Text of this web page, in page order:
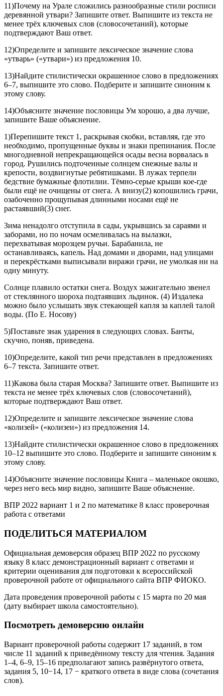
11)Почему на Урале сложились разнообразные стили росписи
деревянной утвари? Запишите ответ. Выпишите из текста не
менее трёх ключевых слов (словосочетаний), которые
подтверждают Ваш ответ.
12)Определите и запишите лексическое значение слова
«утварь» («утвари») из предложения 10.
13)Найдите стилистически окрашенное слово в предложениях
6–7, выпишите это слово. Подберите и запишите синоним к
этому слову.
14)Объясните значение пословицы Ум хорошо, а два лучше,
запишите Ваше объяснение.
1)Перепишите текст 1, раскрывая скобки, вставляя, где это
необходимо, пропущенные буквы и знаки препинания. После
многодневной непрекращающейся осады весна ворвалась в
город. Рушились подточенные солнцем снежные валы и
крепости, воздвигнутые ребятишками. В лужах терпели
бедствие бумажные флотилии. Тёмно-серые крыши кое-где
были ещё не очищены от снега. А внизу(2) копошились грачи,
озабоченно прощупывая длинными носами ещё не
растаявший(3) снег.
Зима ненадолго отступила в сады, укрывшись за сараями и
заборами, но по ночам осмеливалась на вылазки,
перехватывая морозцем ручьи. Барабанила, не
останавливаясь, капель. Над домами и дворами, над улицами
и перекрёстками выписывали виражи грачи, не умолкая ни на
одну минуту.
Солнце плавило остатки снега. Воздух зажигательно звенел
от стеклянного шороха подтаявших льдинок. (4) Издалека
можно было услышать звук стекающей капля за каплей талой
воды. (По Е. Носову)
5)Поставьте знак ударения в следующих словах. Банты,
скучно, поняв, приведена.
10)Определите, какой тип речи представлен в предложениях
6–7 текста. Запишите ответ.
11)Какова была старая Москва? Запишите ответ. Выпишите из
текста не менее трёх ключевых слов (словосочетаний),
которые подтверждают Ваш ответ.
12)Определите и запишите лексическое значение слова
«колизей» («колизеи») из предложения 14.
13)Найдите стилистически окрашенное слово в предложениях
10–12 выпишите это слово. Подберите и запишите синоним к
этому слову.
14)Объясните значение пословицы Книга – маленькое окошко,
через него весь мир видно, запишите Ваше объяснение.
ВПР 2022 вариант 1 и 2 по математике 8 класс проверочная
работа с ответами
ПОДЕЛИТЬСЯ МАТЕРИАЛОМ
Официальная демоверсия образец ВПР 2022 по русскому
языку 8 класс демонстрационный вариант с ответами и
критерии оценивания для подготовки к всероссийской
проверочной работе от официального сайта ВПР ФИОКО.
Дата проведения проверочной работы с 15 марта по 20 мая
(дату выбирает школа самостоятельно).
Посмотреть демоверсию онлайн
Вариант проверочной работы содержит 17 заданий, в том
числе 11 заданий к приведённому тексту для чтения. Задания
1–4, 6–9, 15–16 предполагают запись развёрнутого ответа,
задания 5, 10−14, 17 − краткого ответа в виде слова (сочетания
слов).